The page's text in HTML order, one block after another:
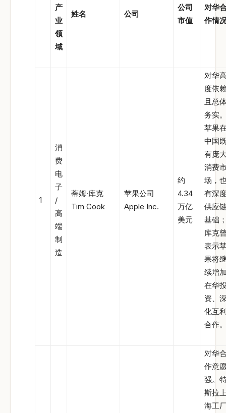
产
业
领
域
姓名 公司
公司
市值
对华
作情
1
消
费
电
子
/
高
端
制
造
蒂姆·库克
Tim Cook
苹果公司
Apple Inc.
约
4.34
万亿
美元
对华
度依
且总
务实
苹果
中国
有庞
消费
场，
有深
供应
基础
库克
表示
果将
续增
在华
资、
化互
合作
对华
作意
强。
斯拉
海工